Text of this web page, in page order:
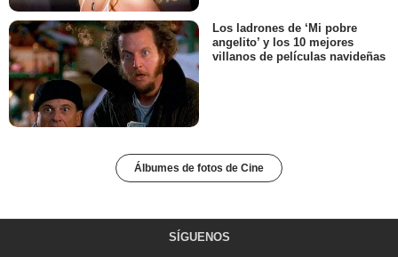
Los ladrones de ‘Mi pobre
angelito’ y los 10 mejores
villanos de películas navideñas
Álbumes de fotos de Cine
SÍGUENOS